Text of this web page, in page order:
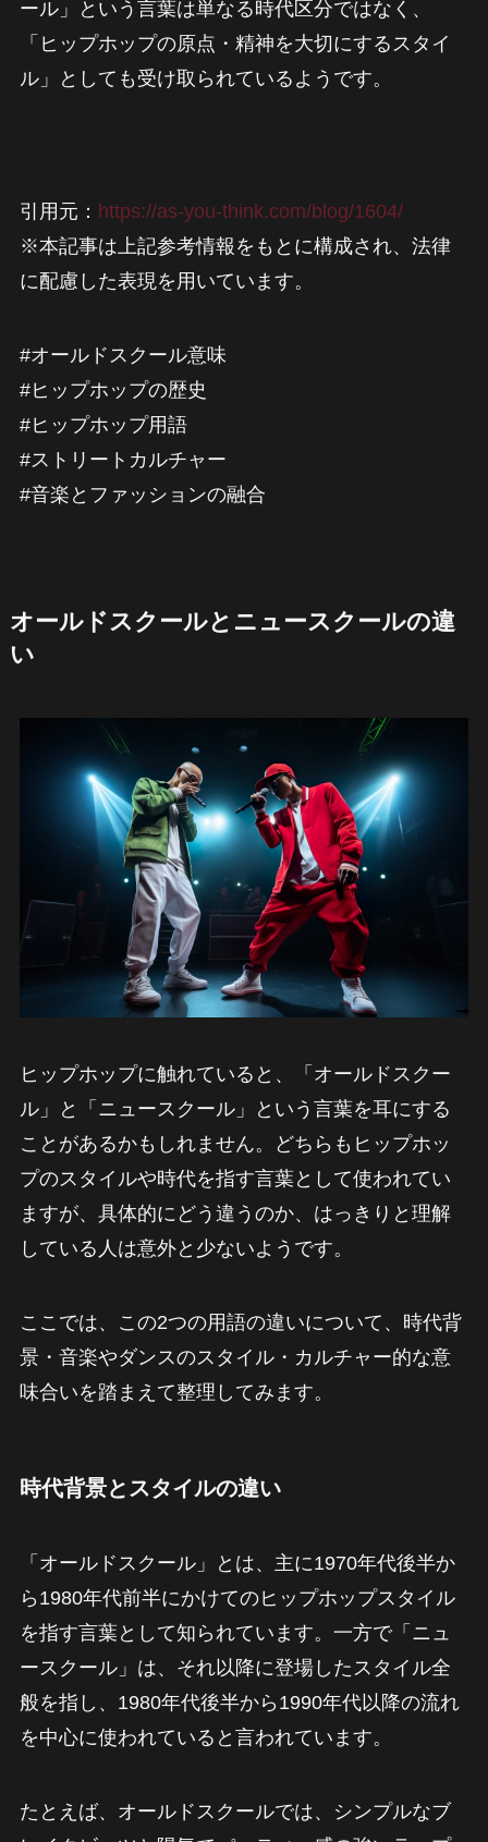
ール」という言葉は単なる時代区分ではなく、
「ヒップホップの原点・精神を大切にするスタイ
ル」としても受け取られているようです。
引用元： https://as-you-think.com/blog/1604/
※本記事は上記参考情報をもとに構成され、法律
に配慮した表現を用いています。
#オールドスクール意味
#ヒップホップの歴史
#ヒップホップ用語
#ストリートカルチャー
#音楽とファッションの融合
オールドスクールとニュースクールの違
い
ヒップホップに触れていると、「オールドスクー
ル」と「ニュースクール」という言葉を耳にする
ことがあるかもしれません。どちらもヒップホッ
プのスタイルや時代を指す言葉として使われてい
ますが、具体的にどう違うのか、はっきりと理解
している人は意外と少ないようです。
ここでは、この2つの用語の違いについて、時代背
景・音楽やダンスのスタイル・カルチャー的な意
味合いを踏まえて整理してみます。
時代背景とスタイルの違い
「オールドスクール」とは、主に1970年代後半か
ら1980年代前半にかけてのヒップホップスタイル
を指す言葉として知られています。一方で「ニュ
ースクール」は、それ以降に登場したスタイル全
般を指し、1980年代後半から1990年代以降の流れ
を中心に使われていると言われています。
たとえば、オールドスクールでは、シンプルなブ